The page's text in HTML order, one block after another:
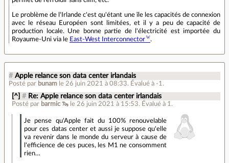
Le problème de l'Irlande c'est qu'étant une île les capacités de connexion
avec le réseau Européen sont limitées, et il y a peu de capacité de
production locale. Une bonne partie de l'électricité est importée du
Royaume-Uni via le East-West Interconnector .
# Apple relance son data center irlandais
Posté par bunam le 26 juin 2021 à 08:33. Évalué à -1 .
[^] # Re: Apple relance son data center irlandais
Posté par barmic 🦦 le 26 juin 2021 à 15:53. Évalué à 1 .
Je pense qu'Apple fait du 100% renouvelable
pour ces datas center et aussi je suppose qu'elle
va revenir dans le monde du serveur à cause de
l'efficience de ces puces, les M1 ne consomment
rien…